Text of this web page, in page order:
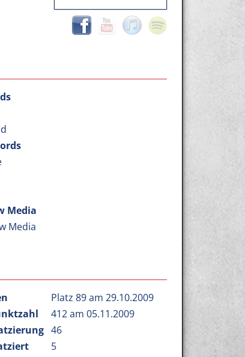
Media
Media
Platz 89 am 29.10.2009
412 am 05.11.2009
46
5